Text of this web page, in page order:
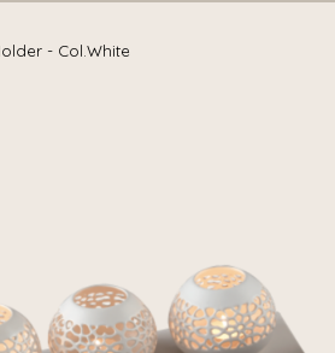
- Col.White